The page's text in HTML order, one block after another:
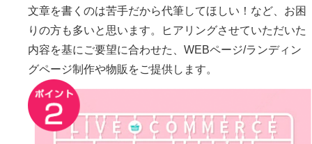
文章を書くのは苦手だから代筆してほしい！など、お困
りの方も多いと思います。ヒアリングさせていただいた
内容を基にご要望に合わせた、WEBページ/ランディン
グページ制作や物販をご提供します。